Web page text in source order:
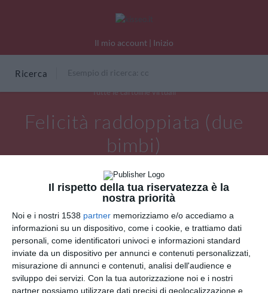
Il rispetto della tua riservatezza è la
nostra priorità
Noi e i nostri 1538 partner memorizziamo e/o accediamo a
informazioni su un dispositivo, come i cookie, e trattiamo dati
personali, come identificatori univoci e informazioni standard
inviate da un dispositivo per annunci e contenuti personalizzati,
misurazione di annunci e contenuti, analisi dell'audience e
sviluppo dei servizi. Con la tua autorizzazione noi e i nostri
partner possiamo utilizzare dati precisi di geolocalizzazione e
Il mio account | Inizio
Ricerca
Tutte le cartoline virtuali
Felicità raddoppiata (due
bimbi)